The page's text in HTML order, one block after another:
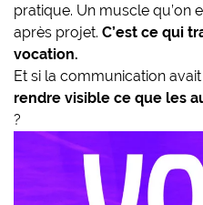
pratique. Un muscle qu’on
après projet. C’est ce qui
vocation.
Et si la communication
rendre visible ce que les
?